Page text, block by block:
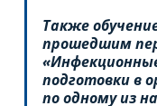
Также
прошедшим
подготовки в
по одному из